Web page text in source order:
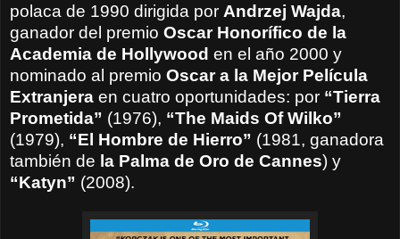
polaca de 1990 dirigida por Andrzej Wajda,
ganador del premio Oscar Honorífico de la
Academia de Hollywood en el año 2000 y
nominado al premio Oscar a la Mejor Película
Extranjera en cuatro oportunidades: por “Tierra
Prometida” (1976), “The Maids Of Wilko”
(1979), “El Hombre de Hierro” (1981, ganadora
también de la Palma de Oro de Cannes) y
“Katyn” (2008).